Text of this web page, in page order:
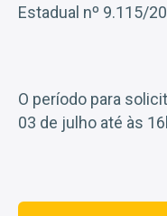
Estadual nº 9.115/
O período para
03 de julho até às